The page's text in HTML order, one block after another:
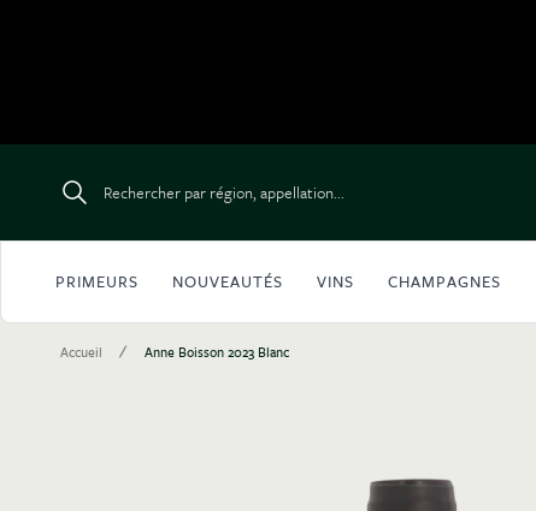
Rechercher par région, appellation...
PRIMEURS NOUVEAUTÉS VINS CHAMPAGNES
Accueil / Anne Boisson 2023 Blanc